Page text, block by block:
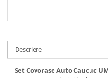
Curatare si Detailing Interior
Vopsitorie, Chituri si Adezivi
Curatare si Detailing Exterior
Descriere
Set Covorase Auto Caucuc